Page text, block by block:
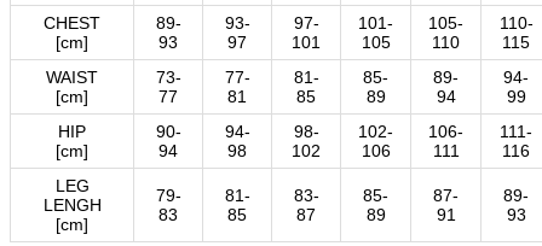
CHEST
[cm]
89-
93
93-
97
97-
101
101-
105
105-
110
110-
115
WAIST
[cm]
73-
77
77-
81
81-
85
85-
89
89-
94
94-
99
HIP
[cm]
90-
94
94-
98
98-
102
102-
106
106-
111
111-
116
LEG
LENGH
[cm]
79-
83
81-
85
83-
87
85-
89
87-
91
89-
93